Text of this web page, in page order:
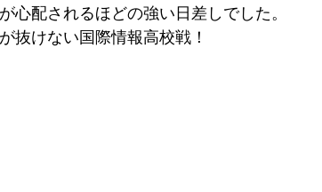
心配されるほどの強い日差しでした。
抜けない国際情報高校戦！